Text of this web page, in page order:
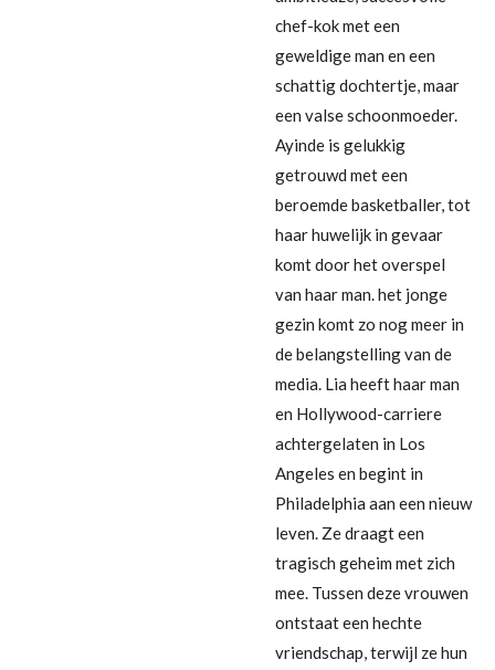
chef-kok met een
geweldige man en een
schattig dochtertje, maar
een valse schoonmoeder.
Ayinde is gelukkig
getrouwd met een
beroemde basketballer, tot
haar huwelijk in gevaar
komt door het overspel
van haar man. het jonge
gezin komt zo nog meer in
de belangstelling van de
media. Lia heeft haar man
en Hollywood-carriere
achtergelaten in Los
Angeles en begint in
Philadelphia aan een nieuw
leven. Ze draagt een
tragisch geheim met zich
mee. Tussen deze vrouwen
ontstaat een hechte
vriendschap, terwijl ze hun